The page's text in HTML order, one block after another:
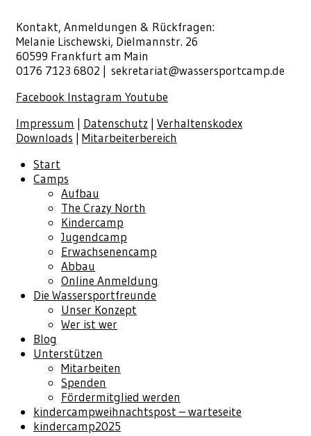
Kontakt, Anmeldungen & Rückfragen:
Melanie Lischewski, Dielmannstr. 26
60599 Frankfurt am Main
0176 7123 6802 | sekretariat@wassersportcamp.de
Facebook Instagram Youtube
Impressum | Datenschutz | Verhaltenskodex
Downloads | Mitarbeiterbereich
Start
Camps
Aufbau
The Crazy North
Kindercamp
Jugendcamp
Erwachsenencamp
Abbau
Online Anmeldung
Die Wassersportfreunde
Unser Konzept
Wer ist wer
Blog
Unterstützen
Mitarbeiten
Spenden
Fördermitglied werden
kindercampweihnachtspost – warteseite
kindercamp2025